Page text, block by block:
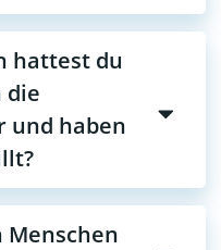
hattest du
die
und haben
Menschen